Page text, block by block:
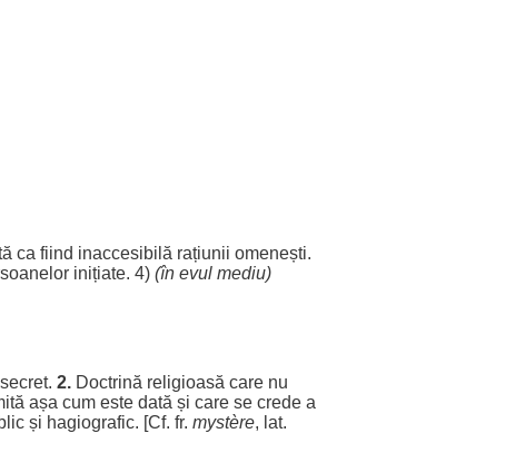
ca fiind inaccesibilă rațiunii omenești.
inițiate. 4) (în evul mediu)
secret. 2. Doctrină religioasă care nu
așa cum este dată și care se crede a
și hagiografic. [Cf. fr. mystère, lat.